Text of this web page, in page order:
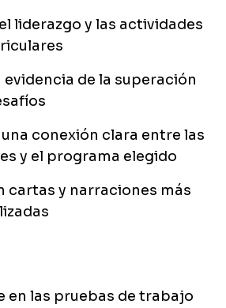
liderazgo y las actividades
evidencia de la superación
conexión clara entre las
y el programa elegido
cartas y narraciones más
en las pruebas de trabajo